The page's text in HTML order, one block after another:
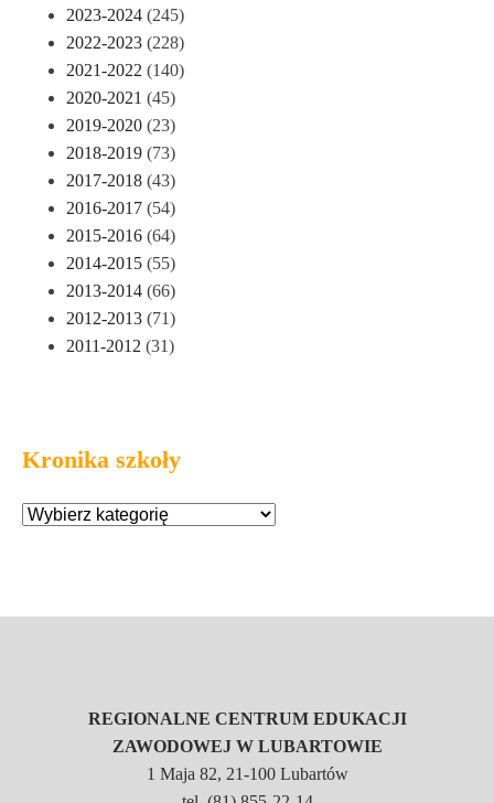
2023-2024 (245)
2022-2023 (228)
2021-2022 (140)
2020-2021 (45)
2019-2020 (23)
2018-2019 (73)
2017-2018 (43)
2016-2017 (54)
2015-2016 (64)
2014-2015 (55)
2013-2014 (66)
2012-2013 (71)
2011-2012 (31)
Kronika szkoły
REGIONALNE CENTRUM EDUKACJI
ZAWODOWEJ W LUBARTOWIE
1 Maja 82, 21-100 Lubartów